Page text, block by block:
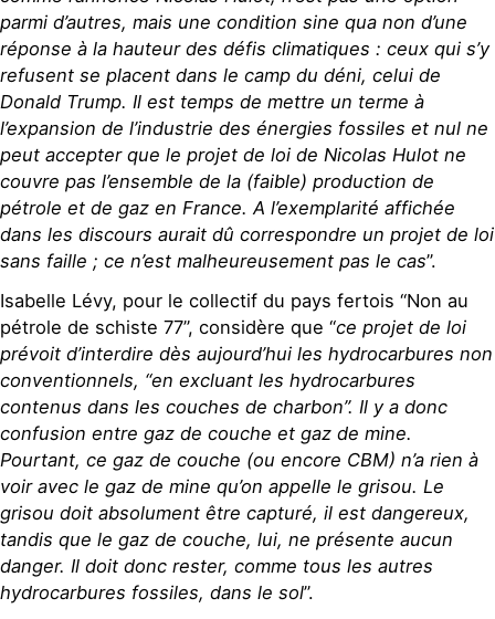
parmi d’autres, mais une condition sine qua non d’une
réponse à la hauteur des défis climatiques : ceux qui s’y
refusent se placent dans le camp du déni, celui de
Donald Trump. Il est temps de mettre un terme à
l’expansion de l’industrie des énergies fossiles et nul ne
peut accepter que le projet de loi de Nicolas Hulot ne
couvre pas l’ensemble de la (faible) production de
pétrole et de gaz en France. A l’exemplarité affichée
dans les discours aurait dû correspondre un projet de loi
sans faille ; ce n’est malheureusement pas le cas”.
Isabelle Lévy, pour le collectif du pays fertois “Non au
pétrole de schiste 77”, considère que “ce projet de loi
prévoit d’interdire dès aujourd’hui les hydrocarbures non
conventionnels, “en excluant les hydrocarbures
contenus dans les couches de charbon”. Il y a donc
confusion entre gaz de couche et gaz de mine.
Pourtant, ce gaz de couche (ou encore CBM) n’a rien à
voir avec le gaz de mine qu’on appelle le grisou. Le
grisou doit absolument être capturé, il est dangereux,
tandis que le gaz de couche, lui, ne présente aucun
danger. Il doit donc rester, comme tous les autres
hydrocarbures fossiles, dans le sol”.